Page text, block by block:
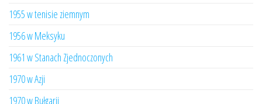
1955 w tenisie ziemnym
1956 w Meksyku
1961 w Stanach Zjednoczonych
1970 w Azji
1970 w Bułgarii